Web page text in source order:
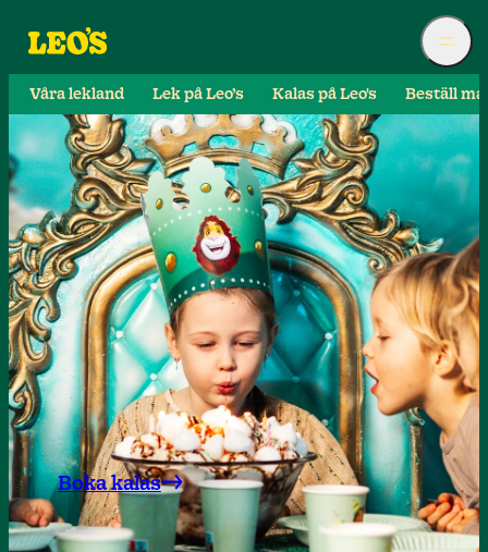
Våra lekland Lek på Leo’s Kalas på Leo's Beställ
Boka kalas